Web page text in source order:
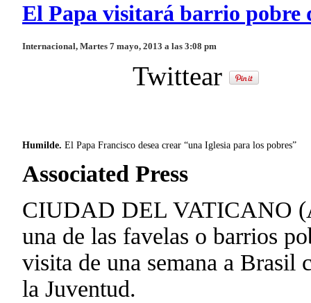
El Papa visitará barrio pobre
Internacional, Martes 7 mayo, 2013 a las 3:08 pm
Twittear
Humilde. El Papa Francisco desea crear “una Iglesia para los pobres”
Associated Press
CIUDAD DEL VATICANO
una de las favelas o barrios
visita de una semana a Brasil
la Juventud.